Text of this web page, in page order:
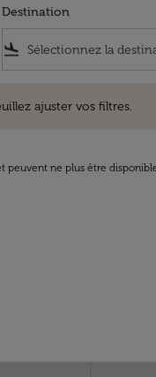
Destination
flight_land
ajuster vos filtres.
ne plus être